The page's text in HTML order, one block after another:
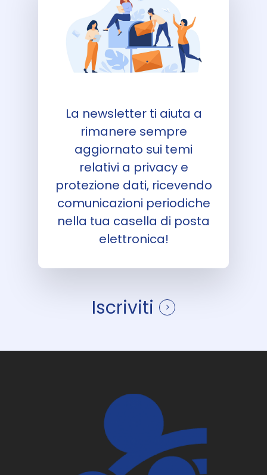
La newsletter ti aiuta a
rimanere sempre
aggiornato sui temi
relativi a privacy e
protezione dati, ricevendo
comunicazioni periodiche
nella tua casella di posta
elettronica!
Iscriviti